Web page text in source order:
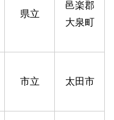
県立
邑楽郡
大泉町
市立 太田市